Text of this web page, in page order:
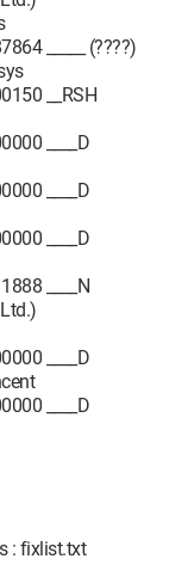
_____ (????)
__RSH
____D
____D
____D
____N
____D
____D
: fixlist.txt